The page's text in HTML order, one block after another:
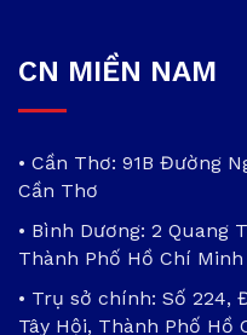
CN MIỀN NAM
• Cần Thơ: 91B Đường
Cần Thơ
• Bình Dương: 2 Quang
Thành Phố Hồ Chí Minh
• Trụ sở chính: Số 224,
Tây Hội, Thành Phố Hồ